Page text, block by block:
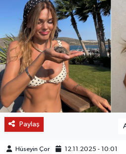
Paylaş
Hüseyin Çor 12.11.2025 - 10:01